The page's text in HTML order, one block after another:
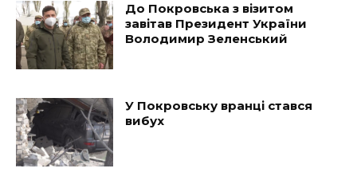
До Покровська з візитом
завітав Президент України
Володимир Зеленський
У Покровську вранці стався
вибух